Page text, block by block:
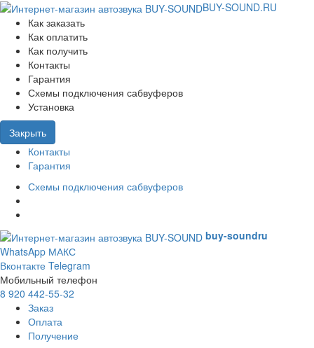
BUY-SOUND.RU
Как заказать
Как оплатить
Как получить
Контакты
Гарантия
Схемы подключения сабвуферов
Установка
Закрыть
Контакты
Гарантия
Схемы подключения сабвуферов
buy-soundru
WhatsApp МАКС
Вконтакте Telegram
Мобильный телефон
8 920 442-55-32
Заказ
Оплата
Получение